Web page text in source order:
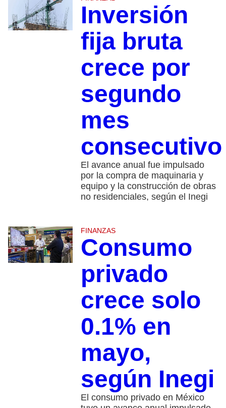
Inversión
fija bruta
crece por
segundo
mes
El avance anual fue impulsado
por la compra de maquinaria y
equipo y la construcción de obras
no residenciales, según el Inegi
FINANZAS
Consumo
privado
crece solo
0.1% en
mayo,
según Inegi
El consumo privado en México